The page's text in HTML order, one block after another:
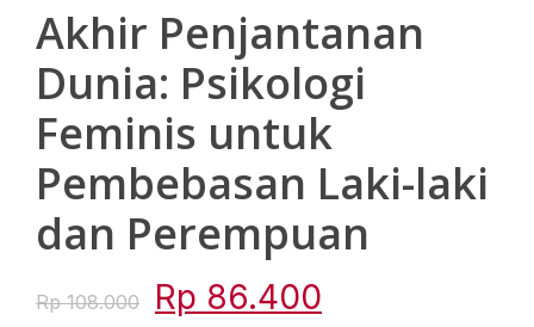
Akhir Penjantanan
Dunia: Psikologi
Feminis untuk
Pembebasan Laki-laki
dan Perempuan
Rp108.000
Original
Rp 86.400